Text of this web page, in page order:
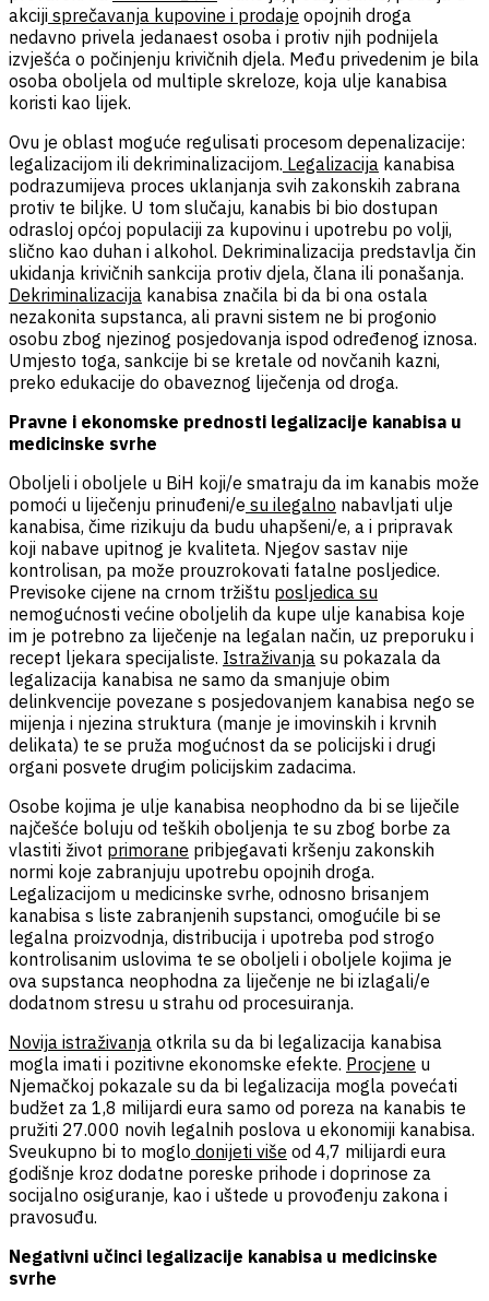
akciji sprečavanja kupovine i prodaje opojnih droga
nedavno privela jedanaest osoba i protiv njih podnijela
izvješća o počinjenju krivičnih djela. Među privedenim je bila
osoba oboljela od multiple skreloze, koja ulje kanabisa
koristi kao lijek.
Ovu je oblast moguće regulisati procesom depenalizacije:
legalizacijom ili dekriminalizacijom. Legalizacija kanabisa
podrazumijeva proces uklanjanja svih zakonskih zabrana
protiv te biljke. U tom slučaju, kanabis bi bio dostupan
odrasloj općoj populaciji za kupovinu i upotrebu po volji,
slično kao duhan i alkohol. Dekriminalizacija predstavlja čin
ukidanja krivičnih sankcija protiv djela, člana ili ponašanja.
Dekriminalizacija kanabisa značila bi da bi ona ostala
nezakonita supstanca, ali pravni sistem ne bi progonio
osobu zbog njezinog posjedovanja ispod određenog iznosa.
Umjesto toga, sankcije bi se kretale od novčanih kazni,
preko edukacije do obaveznog liječenja od droga.
Pravne i ekonomske prednosti legalizacije kanabisa u
medicinske svrhe
Oboljeli i oboljele u BiH koji/e smatraju da im kanabis može
pomoći u liječenju prinuđeni/e su ilegalno nabavljati ulje
kanabisa, čime rizikuju da budu uhapšeni/e, a i pripravak
koji nabave upitnog je kvaliteta. Njegov sastav nije
kontrolisan, pa može prouzrokovati fatalne posljedice.
Previsoke cijene na crnom tržištu posljedica su
nemogućnosti većine oboljelih da kupe ulje kanabisa koje
im je potrebno za liječenje na legalan način, uz preporuku i
recept ljekara specijaliste. Istraživanja su pokazala da
legalizacija kanabisa ne samo da smanjuje obim
delinkvencije povezane s posjedovanjem kanabisa nego se
mijenja i njezina struktura (manje je imovinskih i krvnih
delikata) te se pruža mogućnost da se policijski i drugi
organi posvete drugim policijskim zadacima.
Osobe kojima je ulje kanabisa neophodno da bi se liječile
najčešće boluju od teških oboljenja te su zbog borbe za
vlastiti život primorane pribjegavati kršenju zakonskih
normi koje zabranjuju upotrebu opojnih droga.
Legalizacijom u medicinske svrhe, odnosno brisanjem
kanabisa s liste zabranjenih supstanci, omogućile bi se
legalna proizvodnja, distribucija i upotreba pod strogo
kontrolisanim uslovima te se oboljeli i oboljele kojima je
ova supstanca neophodna za liječenje ne bi izlagali/e
dodatnom stresu u strahu od procesuiranja.
Novija istraživanja otkrila su da bi legalizacija kanabisa
mogla imati i pozitivne ekonomske efekte. Procjene u
Njemačkoj pokazale su da bi legalizacija mogla povećati
budžet za 1,8 milijardi eura samo od poreza na kanabis te
pružiti 27.000 novih legalnih poslova u ekonomiji kanabisa.
Sveukupno bi to moglo donijeti više od 4,7 milijardi eura
godišnje kroz dodatne poreske prihode i doprinose za
socijalno osiguranje, kao i uštede u provođenju zakona i
pravosuđu.
Negativni učinci legalizacije kanabisa u medicinske
svrhe